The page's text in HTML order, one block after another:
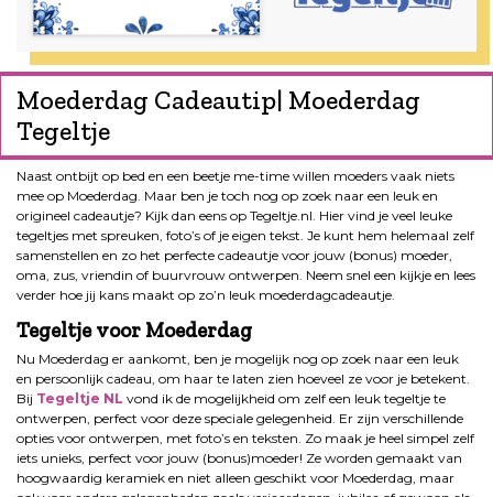
Moederdag Cadeautip| Moederdag
Tegeltje
Naast ontbijt op bed en een beetje me-time willen moeders vaak niets
mee op Moederdag. Maar ben je toch nog op zoek naar een leuk en
origineel cadeautje? Kijk dan eens op Tegeltje.nl. Hier vind je veel leuke
tegeltjes met spreuken, foto’s of je eigen tekst. Je kunt hem helemaal zelf
samenstellen en zo het perfecte cadeautje voor jouw (bonus) moeder,
oma, zus, vriendin of buurvrouw ontwerpen. Neem snel een kijkje en lees
verder hoe jij kans maakt op zo’n leuk moederdagcadeautje.
Tegeltje voor Moederdag
Nu Moederdag er aankomt, ben je mogelijk nog op zoek naar een leuk
en persoonlijk cadeau, om haar te laten zien hoeveel ze voor je betekent.
Bij Tegeltje NL vond ik de mogelijkheid om zelf een leuk tegeltje te
ontwerpen, perfect voor deze speciale gelegenheid. Er zijn verschillende
opties voor ontwerpen, met foto’s en teksten. Zo maak je heel simpel zelf
iets unieks, perfect voor jouw (bonus)moeder! Ze worden gemaakt van
hoogwaardig keramiek en niet alleen geschikt voor Moederdag, maar